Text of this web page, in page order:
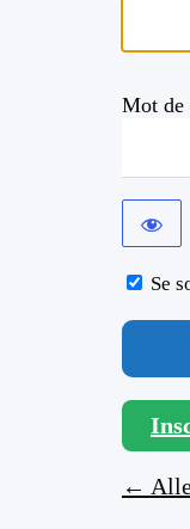
Mot de
Se
←